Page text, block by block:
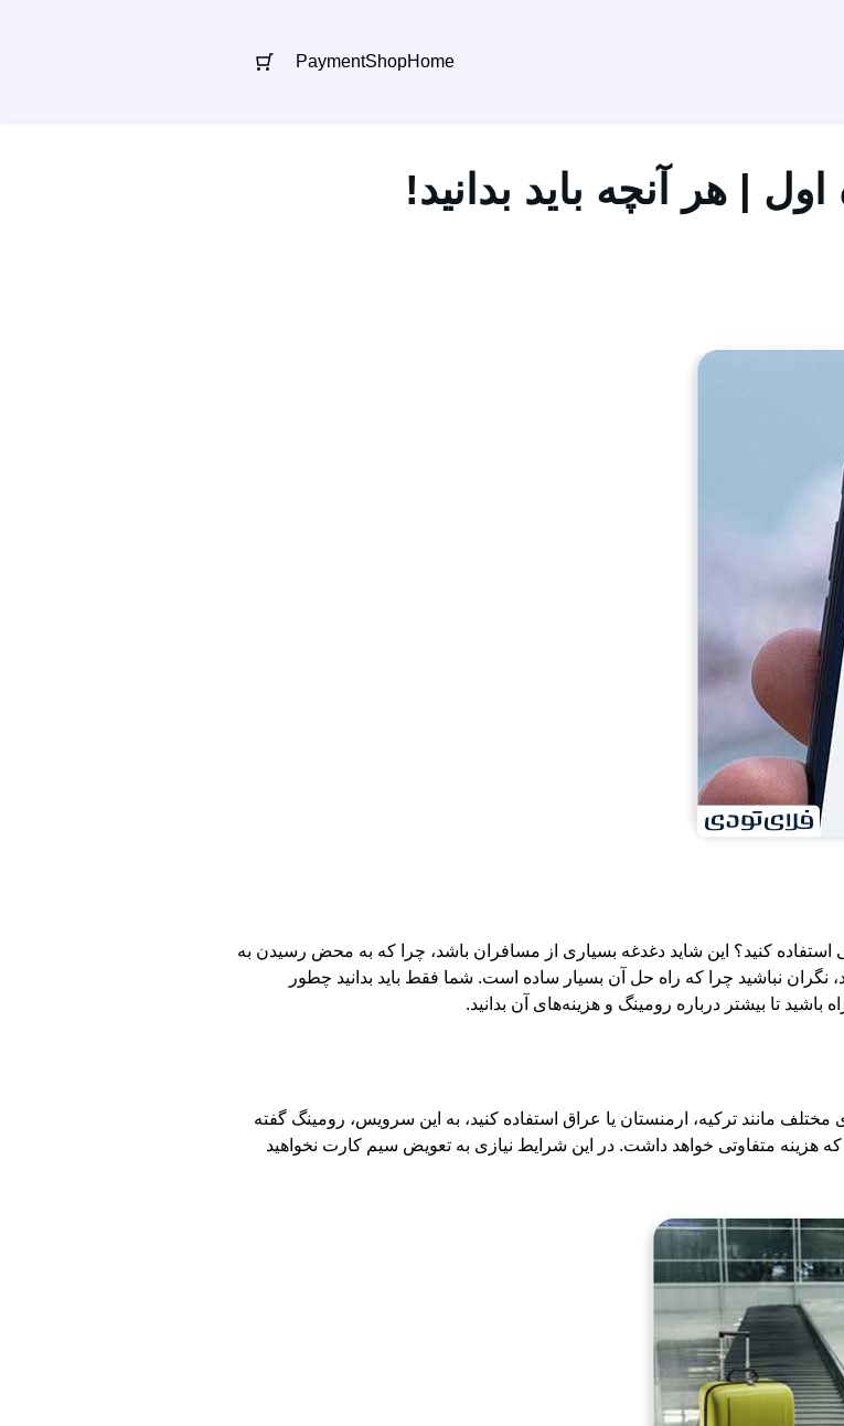
Home
Shop
Payment
| هر آنچه باید بدانید!
کنید؟ این شاید دغدغه بسیاری از مسافران باشد، چرا که به محض رسیدن به
نباشید چرا که راه حل آن بسیار ساده است. شما فقط باید بدانید چطور
باشید تا بیشتر درباره رومینگ و هزینه‌های آن بدانید.
مانند ترکیه، ارمنستان یا عراق استفاده کنید، به این سرویس، رومینگ گفته
هزینه‌ متفاوتی خواهد داشت. در این شرایط نیازی به تعویض سیم کارت نخواهید